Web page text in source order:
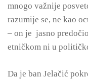
mnogo važnije
razumije se, ne kao
– on je jasno
etničkom ni u
Da je ban Jelačić